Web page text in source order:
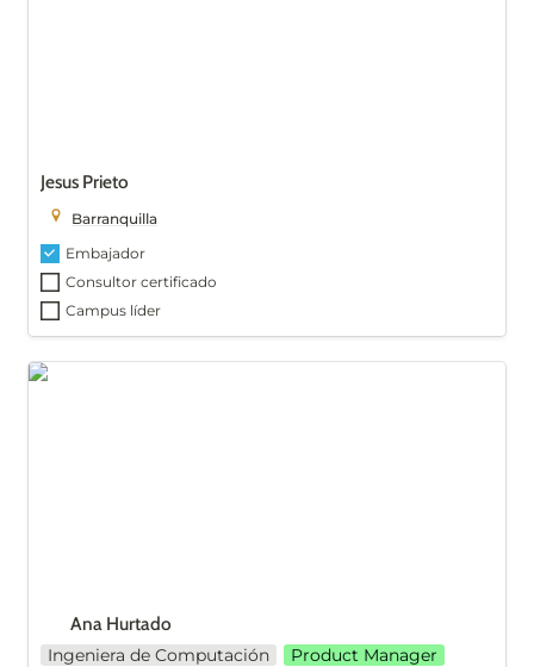
Jesus Prieto
Barranquilla
Embajador
Consultor certificado
Campus líder
Ana Hurtado
Ana Hurtado
Ingeniera de Computación Product Manager